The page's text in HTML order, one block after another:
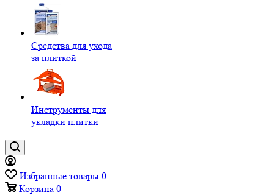
Средства для ухода
за плиткой
Инструменты для
укладки плитки
Избранные товары 0
Корзина 0